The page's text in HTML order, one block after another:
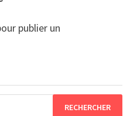
publier un